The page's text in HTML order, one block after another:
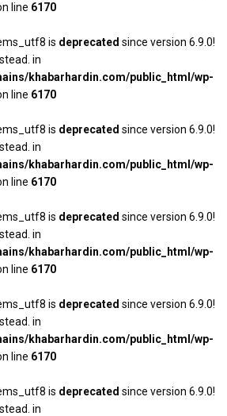
line 6170
is deprecated since version 6.9.0!
in
khabarhardin.com/public_html/wp-
line 6170
is deprecated since version 6.9.0!
in
khabarhardin.com/public_html/wp-
line 6170
is deprecated since version 6.9.0!
in
khabarhardin.com/public_html/wp-
line 6170
is deprecated since version 6.9.0!
in
khabarhardin.com/public_html/wp-
line 6170
is deprecated since version 6.9.0!
in